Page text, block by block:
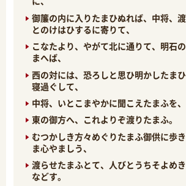
御簾の内に入りたまひぬれば、中将、
とのけはひするに寄りて、
こなたより、やがて北に通りて、明石
まへば、
西の対には、恐ろしと思ひ明かしたまひ
寝過ぐして、
中将、いとこまやかに聞こえたまふを、
東の御方へ、これよりぞ渡りたまふ。
むつかしき方々めぐりたまふ御供に歩
ま心やましう、
渡らせたまふとて、人びとうちそよめ
などす。